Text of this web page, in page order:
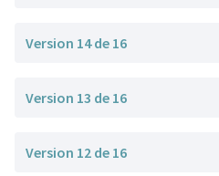
Version 14 de 16
Version 13 de 16
Version 12 de 16